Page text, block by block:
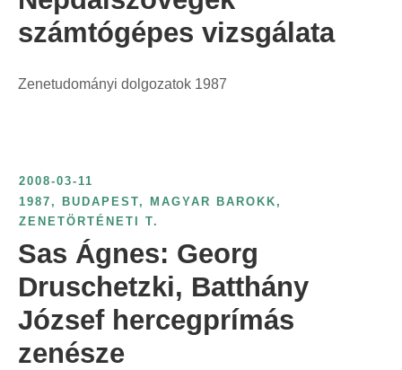
számtógépes vizsgálata
Zenetudományi dolgozatok 1987
2008-03-11
1987 , BUDAPEST, MAGYAR BAROKK ,
ZENETÖRTÉNETI T.
Sas Ágnes: Georg
Druschetzki, Batthány
József hercegprímás
zenésze